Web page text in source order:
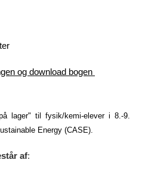
og download bogen
lager" til fysik/kemi-elever i 8.-9.
Energy (CASE).
af: